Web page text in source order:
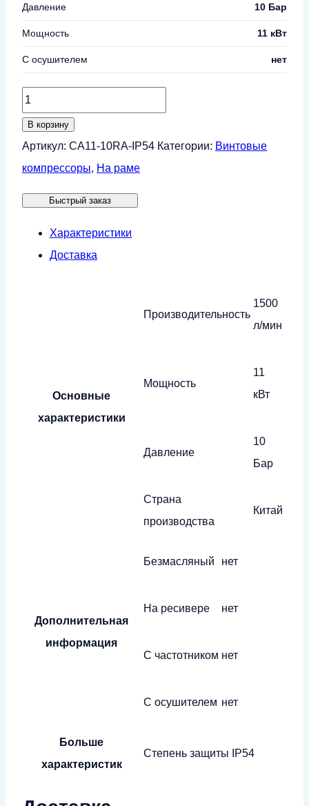
Давление 10 Бар
Мощность 11 кВт
С осушителем нет
Количество
товара
Винтовой
компрессор
CA11-
10RA
(IP54)
В корзину
Артикул: CA11-10RA-IP54 Категории: Винтовые
компрессоры, На раме
Быстрый заказ
Характеристики
Доставка
Основные
характеристики
Производительность
1500
л/мин
Мощность
11
кВт
Давление
10
Бар
Страна
производства
Китай
Дополнительная
информация
Безмасляный нет
На ресивере нет
С частотником нет
С осушителем нет
Больше
характеристик
Степень защиты IP54